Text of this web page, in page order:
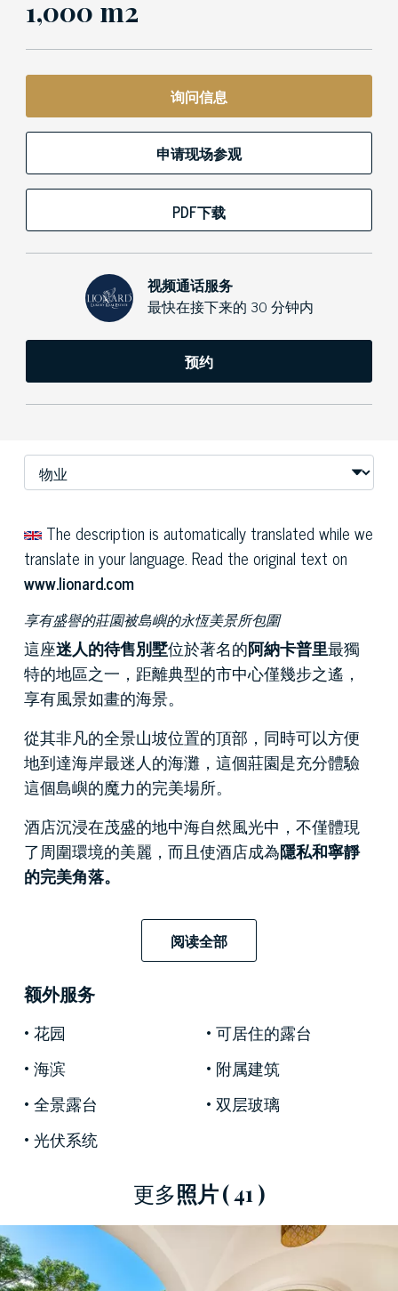
1,000 m2
询问信息
申请现场参观
PDF下载
视频通话服务
最快在接下来的 30 分钟内
预约
The description is automatically translated while we
translate in your language. Read the original text on
www.lionard.com
享有盛譽的莊園被島嶼的永恆美景所包圍
這座迷人的待售別墅位於著名的阿納卡普里最獨
特的地區之一，距離典型的市中心僅幾步之遙，
享有風景如畫的海景。
從其非凡的全景山坡位置的頂部，同時可以方便
地到達海岸最迷人的海灘，這個莊園是充分體驗
這個島嶼的魔力的完美場所。
酒店沉浸在茂盛的地中海自然風光中，不僅體現
了周圍環境的美麗，而且使酒店成為隱私和寧靜
的完美角落。
在這裡，大海與未受破壞的自然交匯，當時的著
名作家和名人相遇了，例如帕梅拉·雷諾茲的父親
理查德·雷諾茲，他周圍聚集了一群英國作家，他
們都住在該地區的不同房產中，包括這棟別墅。
這座享有盛譽的莊園內部面積約為 400 平方米，
精美的接待大廳設有原始壁爐和典型的拱形窗
戶，俯瞰著綠樹成蔭的周圍環境。
接下來，我們發現了就餐廚房，您可以從那裡進
時度過歡樂時光。安靜的睡眠區設有兩間臥室、
為客人提供附屬建築，包括一間帶私
人浴室的雙人臥室。
阅读全部
额外服务
花园
可居住的露台
海滨
附属建筑
全景露台
双层玻璃
光伏系统
更多照片( 41 )